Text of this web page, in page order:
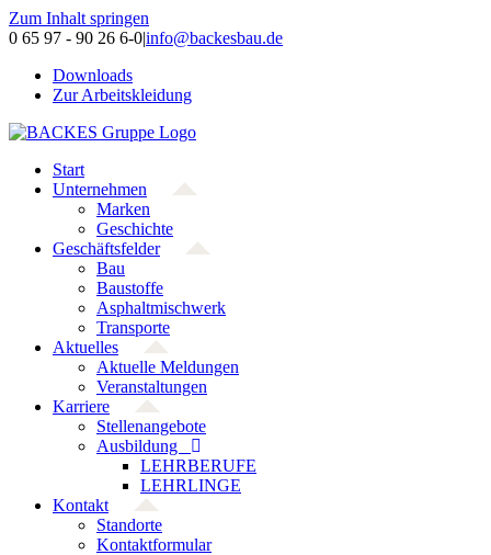
Zum Inhalt springen
0 65 97 - 90 26 6-0|info@backesbau.de
Downloads
Zur Arbeitskleidung
Start
Unternehmen
Marken
Geschichte
Geschäftsfelder
Bau
Baustoffe
Asphaltmischwerk
Transporte
Aktuelles
Aktuelle Meldungen
Veranstaltungen
Karriere
Stellenangebote
Ausbildung
LEHRBERUFE
LEHRLINGE
Kontakt
Standorte
Kontaktformular